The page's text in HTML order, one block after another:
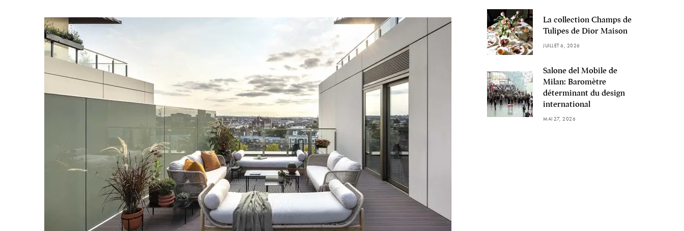
La collection Champs de
Tulipes de Dior Maison
JUILLET 6, 2026
Salone del Mobile de
Milan: Baromètre
déterminant du design
international
MAI 27, 2026